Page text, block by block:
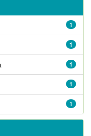
1
1
1
1
1